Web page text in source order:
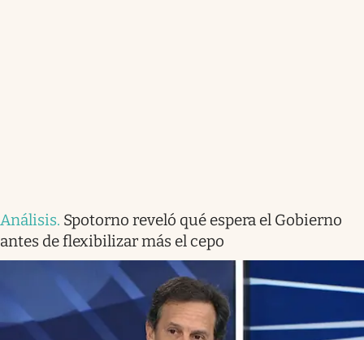
Análisis. Spotorno reveló qué espera el Gobierno
antes de flexibilizar más el cepo